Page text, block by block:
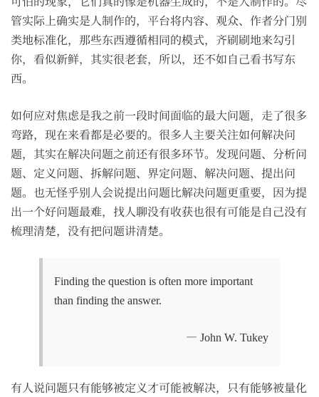
管实际上确实是人制作的，平台将内容、观众、作者分门别
类地标准化，那些东西遵循相同的模式，齐刷刷地来勾引
你，看似新鲜，其实很老套，所以，还不如自己看书写东
西。
如何应对焦虑是我之前一段时间面临的最大问题，走了很多
弯路，现在来看都是必要的。很多人主要关注如何解决问
题，其实在解决问题之前还有很多环节。发现问题、分析问
题、定义问题、拆解问题、界定问题、解决问题、提出问
题。也无怪乎别人会说提出问题比解决问题更重要，因为提
出一个好问题最难，找人聊没有收获也很有可能是自己没有
梳理清楚，没有把问题讲清楚。
Finding the question is often more important
than finding the answer.
— John W. Tukey
有人说问题只有能够被定义才可能被解决，只有能够被量化